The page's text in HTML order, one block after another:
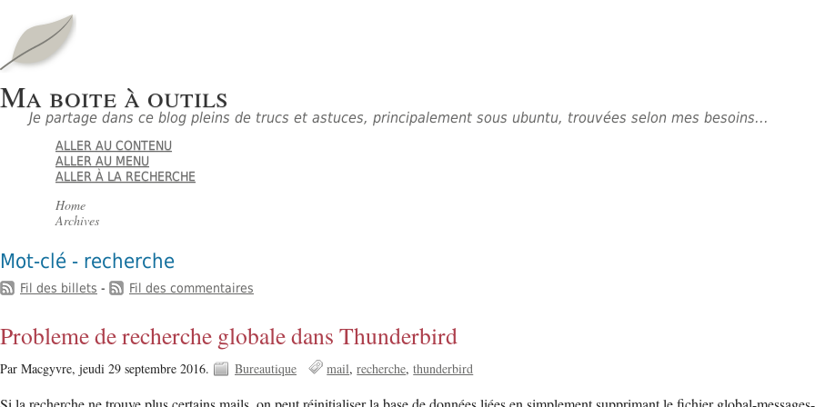
Ma boite à outils
Je partage dans ce blog pleins de trucs et astuces, principalement sous ubuntu, trouvées selon mes besoins...
ALLER AU CONTENU
ALLER AU MENU
ALLER À LA RECHERCHE
Home
Archives
Mot-clé - recherche
Fil des billets - Fil des commentaires
Probleme de recherche globale dans Thunderbird
Par Macgyvre, jeudi 29 septembre 2016. Bureautique mail recherche thunderbird